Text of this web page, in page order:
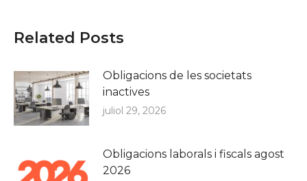
Related Posts
Obligacions de les societats
inactives
juliol 29, 2026
Obligacions laborals i fiscals agost
2026